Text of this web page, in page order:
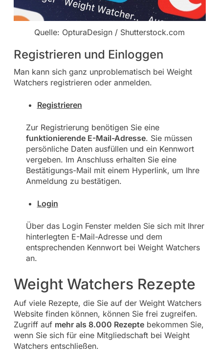
Quelle: OpturaDesign / Shutterstock.com
Registrieren und Einloggen
Man kann sich ganz unproblematisch bei Weight
Watchers registrieren oder anmelden.
Registrieren
Zur Registrierung benötigen Sie eine
funktionierende E-Mail-Adresse. Sie müssen
persönliche Daten ausfüllen und ein Kennwort
vergeben. Im Anschluss erhalten Sie eine
Bestätigungs-Mail mit einem Hyperlink, um Ihre
Anmeldung zu bestätigen.
Login
Über das Login Fenster melden Sie sich mit Ihrer
hinterlegten E-Mail-Adresse und dem
entsprechenden Kennwort bei Weight Watchers
an.
Weight Watchers Rezepte
Auf viele Rezepte, die Sie auf der Weight Watchers
Website finden können, können Sie frei zugreifen.
Zugriff auf mehr als 8.000 Rezeptebekommen Sie,
wenn Sie sich für eine Mitgliedschaft bei Weight
Watchers entschließen.